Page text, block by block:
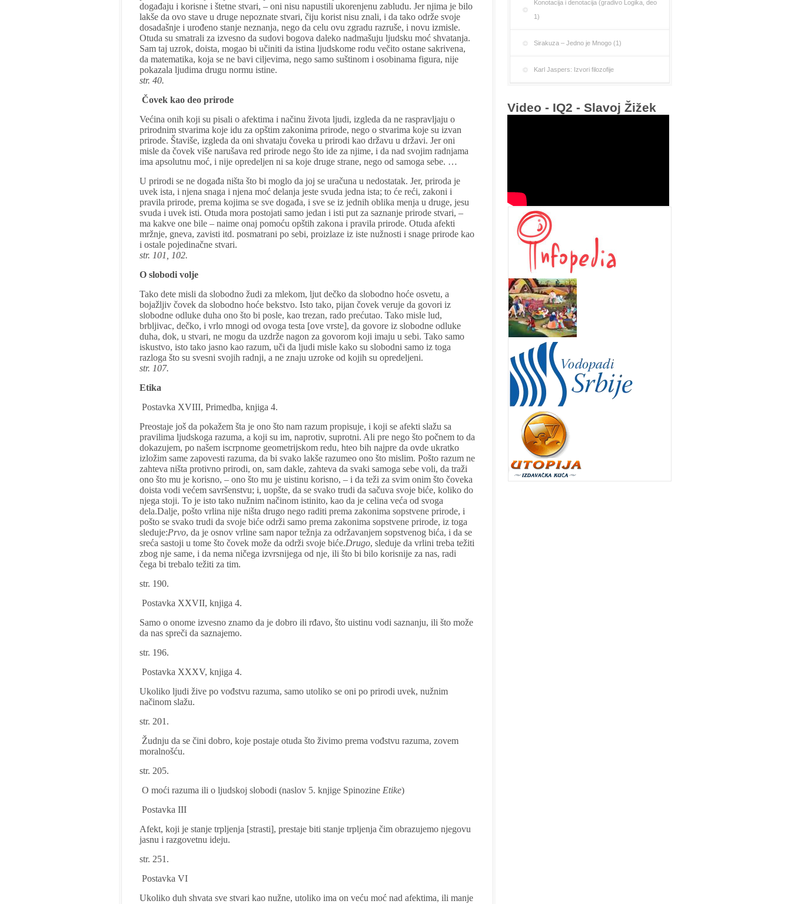
događaju i korisne i štetne stvari, – oni nisu napustili ukorenjenu zabludu. Jer njima je bilo
lakše da ovo stave u druge nepoznate stvari, čiju korist nisu znali, i da tako održe svoje
dosadašnje i urođeno stanje neznanja, nego da celu ovu zgradu razruše, i novu izmisle.
Otuda su smatrali za izvesno da sudovi bogova daleko nadmašuju ljudsku moć shvatanja.
Sam taj uzrok, doista, mogao bi učiniti da istina ljudskome rodu večito ostane sakrivena,
da matematika, koja se ne bavi ciljevima, nego samo suštinom i osobinama figura, nije
pokazala ljudima drugu normu istine.
str. 40.
Čovek kao deo prirode
Većina onih koji su pisali o afektima i načinu života ljudi, izgleda da ne raspravljaju o
prirodnim stvarima koje idu za opštim zakonima prirode, nego o stvarima koje su izvan
prirode. Štaviše, izgleda da oni shvataju čoveka u prirodi kao državu u državi. Jer oni
misle da čovek više narušava red prirode nego što ide za njime, i da nad svojim radnjama
ima apsolutnu moć, i nije opredeljen ni sa koje druge strane, nego od samoga sebe. …
U prirodi se ne događa ništa što bi moglo da joj se uračuna u nedostatak. Jer, priroda je
uvek ista, i njena snaga i njena moć delanja jeste svuda jedna ista; to će reći, zakoni i
pravila prirode, prema kojima se sve događa, i sve se iz jednih oblika menja u druge, jesu
svuda i uvek isti. Otuda mora postojati samo jedan i isti put za saznanje prirode stvari, –
ma kakve one bile – naime onaj pomoću opštih zakona i pravila prirode. Otuda afekti
mržnje, gneva, zavisti itd. posmatrani po sebi, proizlaze iz iste nužnosti i snage prirode kao
i ostale pojedinačne stvari.
str. 101, 102.
O slobodi volje
Tako dete misli da slobodno žudi za mlekom, ljut dečko da slobodno hoće osvetu, a
bojažljiv čovek da slobodno hoće bekstvo. Isto tako, pijan čovek veruje da govori iz
slobodne odluke duha ono što bi posle, kao trezan, rado prećutao. Tako misle lud,
brbljivac, dečko, i vrlo mnogi od ovoga testa [ove vrste], da govore iz slobodne odluke
duha, dok, u stvari, ne mogu da uzdrže nagon za govorom koji imaju u sebi. Tako samo
iskustvo, isto tako jasno kao razum, uči da ljudi misle kako su slobodni samo iz toga
razloga što su svesni svojih radnji, a ne znaju uzroke od kojih su opredeljeni.
str. 107.
Etika
Postavka XVIII, Primedba, knjiga 4.
Preostaje još da pokažem šta je ono što nam razum propisuje, i koji se afekti slažu sa
pravilima ljudskoga razuma, a koji su im, naprotiv, suprotni. Ali pre nego što počnem to da
dokazujem, po našem iscrpnome geometrijskom redu, hteo bih najpre da ovde ukratko
izložim same zapovesti razuma, da bi svako lakše razumeo ono što mislim. Pošto razum ne
zahteva ništa protivno prirodi, on, sam dakle, zahteva da svaki samoga sebe voli, da traži
ono što mu je korisno, – ono što mu je uistinu korisno, – i da teži za svim onim što čoveka
doista vodi većem savršenstvu; i, uopšte, da se svako trudi da sačuva svoje biće, koliko do
njega stoji. To je isto tako nužnim načinom istinito, kao da je celina veća od svoga
dela.Dalje, pošto vrlina nije ništa drugo nego raditi prema zakonima sopstvene prirode, i
pošto se svako trudi da svoje biće održi samo prema zakonima sopstvene prirode, iz toga
sleduje:Prvo, da je osnov vrline sam napor težnja za održavanjem sopstvenog bića, i da se
sreća sastoji u tome što čovek može da održi svoje biće.Drugo, sleduje da vrlini treba težiti
zbog nje same, i da nema ničega izvrsnijega od nje, ili što bi bilo korisnije za nas, radi
čega bi trebalo težiti za tim.
str. 190.
Postavka XXVII, knjiga 4.
Samo o onome izvesno znamo da je dobro ili rđavo, što uistinu vodi saznanju, ili što može
da nas spreči da saznajemo.
str. 196.
Postavka XXXV, knjiga 4.
Ukoliko ljudi žive po vođstvu razuma, samo utoliko se oni po prirodi uvek, nužnim
načinom slažu.
str. 201.
Žudnju da se čini dobro, koje postaje otuda što živimo prema vođstvu razuma, zovem
moralnošću.
str. 205.
O moći razuma ili o ljudskoj slobodi (naslov 5. knjige Spinozine Etike)
Postavka III
Afekt, koji je stanje trpljenja [strasti], prestaje biti stanje trpljenja čim obrazujemo njegovu
jasnu i razgovetnu ideju.
str. 251.
Postavka VI
Ukoliko duh shvata sve stvari kao nužne, utoliko ima on veću moć nad afektima, ili manje
Konotacija i denotacija (gradivo Logika, deo
1)
Sirakuza – Jedno je Mnogo (1)
Karl Jaspers: Izvori filozofije
Video - IQ2 - Slavoj Žižek